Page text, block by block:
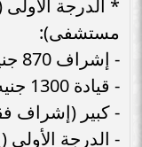
* الدرجة
مستشفى):
- إشراف 870 جنيها.
- قيادة 1300 جنيه.
- كبير (إشراف فقط) 1630
- الدرجة الأولى